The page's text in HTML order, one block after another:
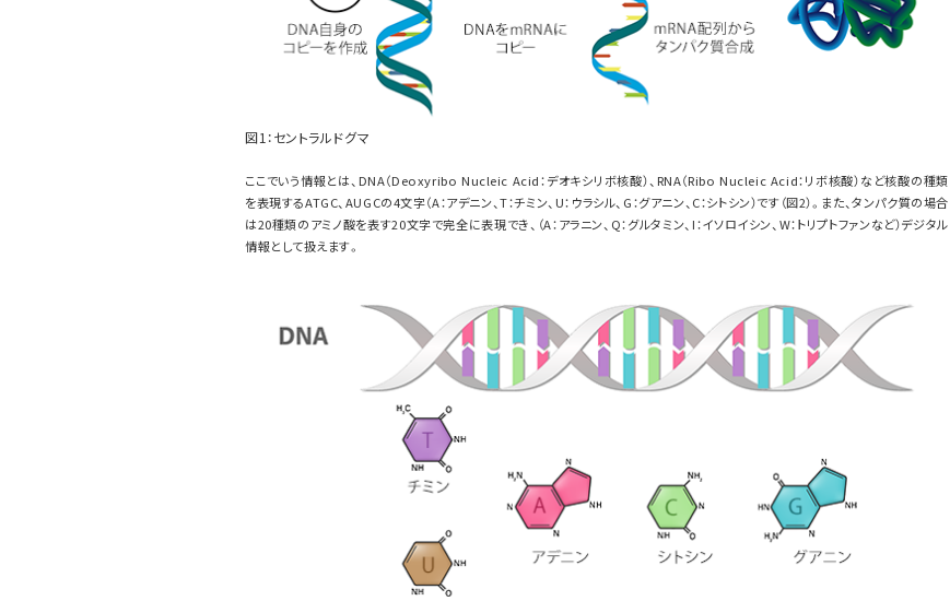
図1：セントラルドグマ
ここでいう情報とは、DNA（Deoxyribo Nucleic Acid：デオキシリボ核酸）、RNA（Ribo Nucleic Acid：リボ核酸）など核酸の種類
を表現するATGC、AUGCの4文字（A：アデニン、T：チミン、U：ウラシル、G：グアニン、C：シトシン）です（図2）。また、タンパク質の場合
は20種類のアミノ酸を表す20文字で完全に表現でき、（A：アラニン、Q：グルタミン、I：イソロイシン、W：トリプトファンなど）デジタル
情報として扱えます。